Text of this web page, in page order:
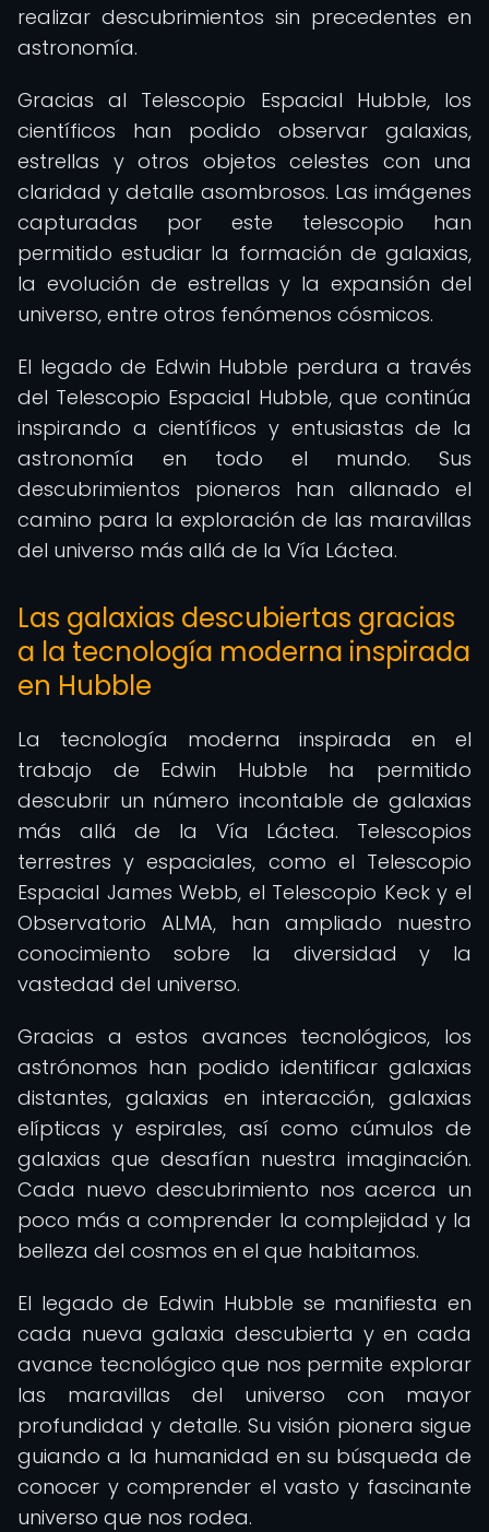
realizar descubrimientos sin precedentes en
astronomía.
Gracias al Telescopio Espacial Hubble, los
científicos han podido observar galaxias,
estrellas y otros objetos celestes con una
claridad y detalle asombrosos. Las imágenes
capturadas por este telescopio han
permitido estudiar la formación de galaxias,
la evolución de estrellas y la expansión del
universo, entre otros fenómenos cósmicos.
El legado de Edwin Hubble perdura a través
del Telescopio Espacial Hubble, que continúa
inspirando a científicos y entusiastas de la
astronomía en todo el mundo. Sus
descubrimientos pioneros han allanado el
camino para la exploración de las maravillas
del universo más allá de la Vía Láctea.
Las galaxias descubiertas gracias
a la tecnología moderna inspirada
en Hubble
La tecnología moderna inspirada en el
trabajo de Edwin Hubble ha permitido
descubrir un número incontable de galaxias
más allá de la Vía Láctea. Telescopios
terrestres y espaciales, como el Telescopio
Espacial James Webb, el Telescopio Keck y el
Observatorio ALMA, han ampliado nuestro
conocimiento sobre la diversidad y la
vastedad del universo.
Gracias a estos avances tecnológicos, los
astrónomos han podido identificar galaxias
distantes, galaxias en interacción, galaxias
elípticas y espirales, así como cúmulos de
galaxias que desafían nuestra imaginación.
Cada nuevo descubrimiento nos acerca un
poco más a comprender la complejidad y la
belleza del cosmos en el que habitamos.
El legado de Edwin Hubble se manifiesta en
cada nueva galaxia descubierta y en cada
avance tecnológico que nos permite explorar
las maravillas del universo con mayor
profundidad y detalle. Su visión pionera sigue
guiando a la humanidad en su búsqueda de
conocer y comprender el vasto y fascinante
universo que nos rodea.